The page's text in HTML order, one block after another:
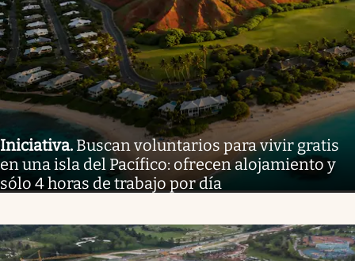
Iniciativa. Buscan voluntarios para vivir gratis
en una isla del Pacífico: ofrecen alojamiento y
sólo 4 horas de trabajo por día